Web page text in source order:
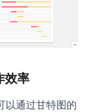
效率
以通过甘特图的